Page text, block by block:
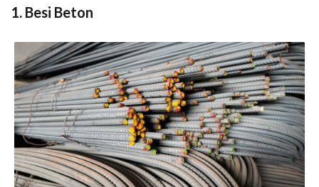
1. Besi Beton